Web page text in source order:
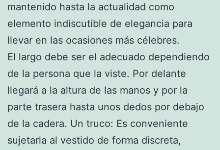
mantenido hasta la actualidad como
elemento indiscutible de elegancia para
llevar en las ocasiones más célebres.
El largo debe ser el adecuado dependiendo
de la persona que la viste. Por delante
llegará a la altura de las manos y por la
parte trasera hasta unos dedos por debajo
de la cadera. Un truco: Es conveniente
sujetarla al vestido de forma discreta,